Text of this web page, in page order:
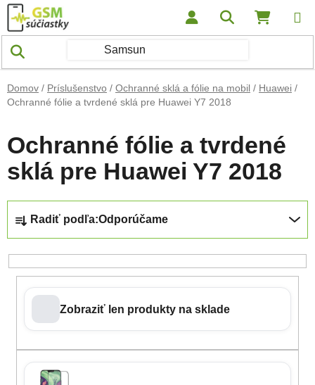
Prejsť na obsah Hľadať
Domov / Príslušenstvo / Ochranné sklá a fólie na mobil / Huawei /
Ochranné fólie a tvrdené sklá pre Huawei Y7 2018
Ochranné fólie a tvrdené
sklá pre Huawei Y7 2018
Radiť podľa:Odporúčame
Zobraziť len produkty na sklade